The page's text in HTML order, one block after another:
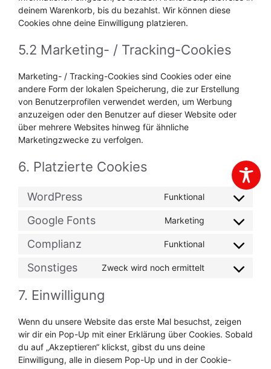
deinem Warenkorb, bis du bezahlst. Wir können diese
Cookies ohne deine Einwilligung platzieren.
5.2 Marketing- / Tracking-Cookies
Marketing- / Tracking-Cookies sind Cookies oder eine
andere Form der lokalen Speicherung, die zur Erstellung
von Benutzerprofilen verwendet werden, um Werbung
anzuzeigen oder den Benutzer auf dieser Website oder
über mehrere Websites hinweg für ähnliche
Marketingzwecke zu verfolgen.
6. Platzierte Cookies
WordPress Funktional
Consent
service
wordpress
Google Fonts Marketing
Consent
service
google-
Complianz Funktional
Consent
service
Sonstiges Zweck wird noch ermittelt
Consent
7. Einwilligung
Wenn du unsere Website das erste Mal besuchst, zeigen
wir dir ein Pop-Up mit einer Erklärung über Cookies. Sobald
du auf „Akzeptieren“ klickst, gibst du uns deine
Einwilligung, alle in diesem Pop-Up und in der Cookie-